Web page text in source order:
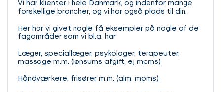
Vi har klienter i hele Danmark, og indenfor mange
forskellige brancher, og vi har også plads til din.
Her har vi givet nogle få eksempler på nogle af de
fagområder som vi bl.a. har
Læger, speciallæger, psykologer, terapeuter,
massage m.m. (lønsums afgift, ej moms)
Håndværkere, frisører m.m. (alm. moms)